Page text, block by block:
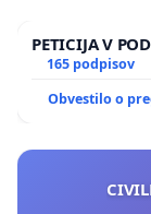
PETICIJA V
165 podpisov
Obvestilo o